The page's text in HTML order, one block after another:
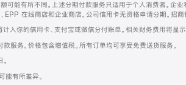
额可能有所不同。上述分期付款服务只适用于个人消费者。
、EPP 在线商店和企业商店。公司信用卡无资格申请分期。
入你的信用卡、支付宝或微信分付账单。相关财务费用将显
服务。价格包含增值税。所有订单均可享受免费送货服务。
能有所差异。